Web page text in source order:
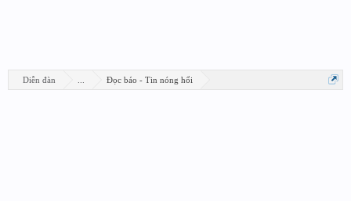
Diễn đàn Đọc báo - Tin nóng hổi